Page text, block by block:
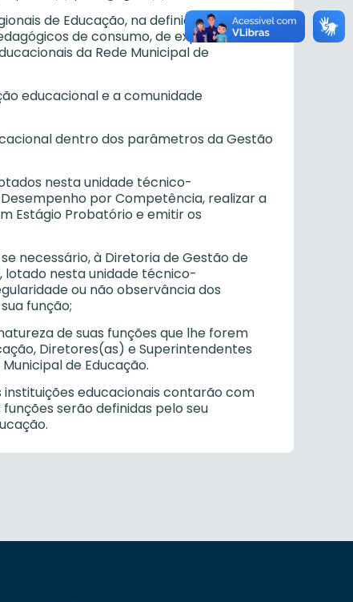
de Educação, na definição de
de consumo, de expediente e
da Rede Municipal de
educacional e a comunidade
dentro dos parâmetros da Gestão
nesta unidade técnico-
por Competência, realizar a
Estágio Probatório e emitir os
necessário, à Diretoria de Gestão de
lotado nesta unidade técnico-
ou não observância dos
função;
de suas funções que lhe forem
Diretores(as) e Superintendentes
de Educação.
instituições educacionais contarão com
serão definidas pelo seu